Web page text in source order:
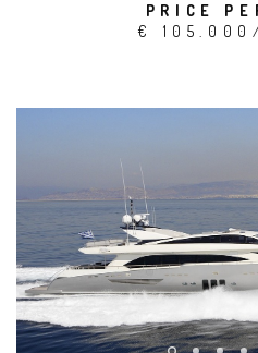
PRICE
€